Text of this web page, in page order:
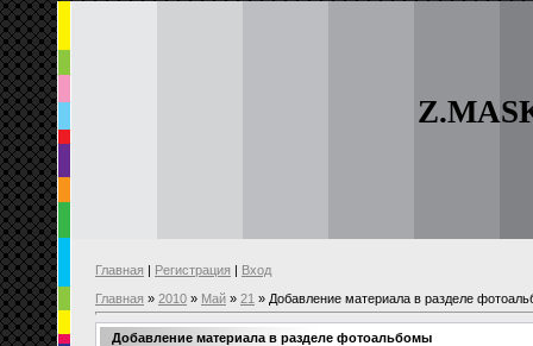
Главная | Регистрация | Вход
Главная » 2010 » Май » 21 » Добавление материала в разделе
Добавление материала в разделе фотоальбомы